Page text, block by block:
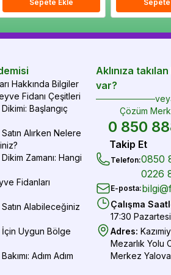
Sepete Ekle Sepete Ekle
Sepete Ekle Sepete
Hakkında Bilgiler
Fidanı Çeşitleri
Başlangıç
Alırken Nelere
Zamanı: Hangi
Fidanları
Alabileceğiniz
İçin Uygun Bölge
Adım Adım
Aklınıza
var?
Çözüm
0 850
Takip Et
Telefon:0850
0226
E-posta:
Çalışma
17:30
Adres:
Mezarlık Yolu
Merkez Yalova